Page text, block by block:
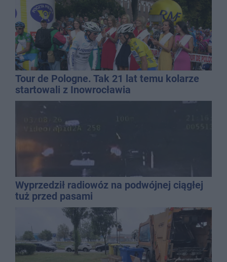
Tour de Pologne. Tak 21 lat temu kolarze
startowali z Inowrocławia
Wyprzedził radiowóz na podwójnej ciągłej
tuż przed pasami